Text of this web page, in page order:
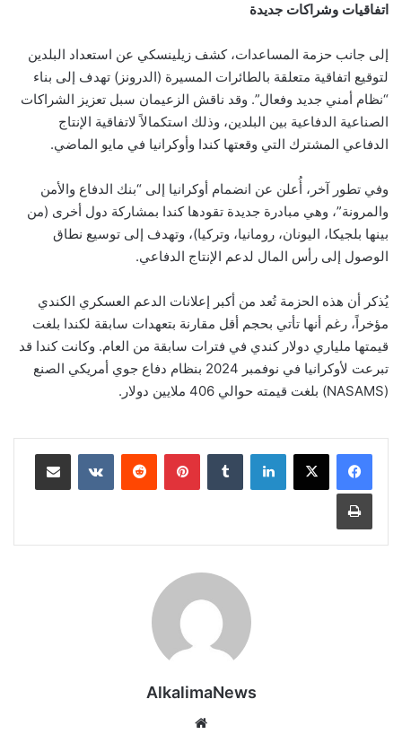
اتفاقيات وشراكات جديدة
إلى جانب حزمة المساعدات، كشف زيلينسكي عن استعداد البلدين
لتوقيع اتفاقية متعلقة بالطائرات المسيرة (الدرونز) تهدف إلى بناء
“نظام أمني جديد وفعال”. وقد ناقش الزعيمان سبل تعزيز الشراكات
الصناعية الدفاعية بين البلدين، وذلك استكمالاً لاتفاقية الإنتاج
الدفاعي المشترك التي وقعتها كندا وأوكرانيا في مايو الماضي.
وفي تطور آخر، أُعلن عن انضمام أوكرانيا إلى “بنك الدفاع والأمن
والمرونة”، وهي مبادرة جديدة تقودها كندا بمشاركة دول أخرى (من
بينها بلجيكا، اليونان، رومانيا، وتركيا)، وتهدف إلى توسيع نطاق
الوصول إلى رأس المال لدعم الإنتاج الدفاعي.
يُذكر أن هذه الحزمة تُعد من أكبر إعلانات الدعم العسكري الكندي
مؤخراً، رغم أنها تأتي بحجم أقل مقارنة بتعهدات سابقة لكندا بلغت
قيمتها ملياري دولار كندي في فترات سابقة من العام. وكانت كندا قد
تبرعت لأوكرانيا في نوفمبر 2024 بنظام دفاع جوي أمريكي الصنع
(NASAMS) بلغت قيمته حوالي 406 ملايين دولار.
لينكدإن بينتيريست
AlkalimaNews